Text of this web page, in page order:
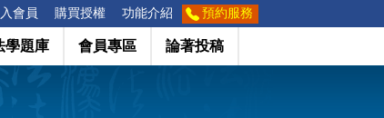
會員 購買授權 功能介紹 預約服務
學題庫 會員專區 論著投稿